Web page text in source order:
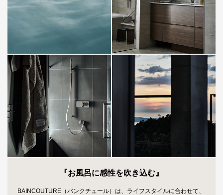
『お風呂に感性を吹き込む』
BAINCOUTURE（バンクチュール）は、ライフスタイルに合わせて、